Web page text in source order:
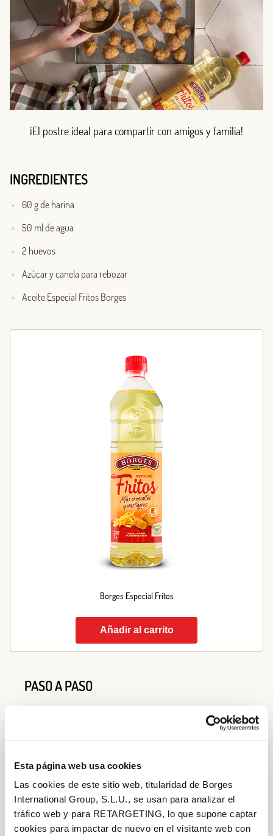
Esta página web usa cookies
Las cookies de este sitio web, titularidad de Borges
International Group, S.L.U., se usan para analizar el
tráfico web y para RETARGETING, lo que supone captar
cookies para impactar de nuevo en el visitante web con
¡El postre ideal para compartir con amigos y familia!
INGREDIENTES
60 g de harina
50 ml de agua
2 huevos
Azúcar y canela para rebozar
Aceite Especial Fritos Borges
Borges Especial Fritos
Añadir al carrito
PASO A PASO
aceite
enérgicamente con una cuchara de madera. Continúa
hasta que la masa se despegue de las paredes y
quede una bola pegajosa. Retira del fuego y añade los
huevos, uno a uno, hasta que estén totalmente